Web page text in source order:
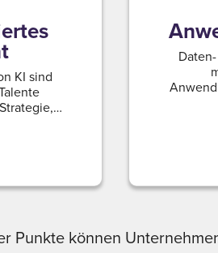
KI sind
Punkte können